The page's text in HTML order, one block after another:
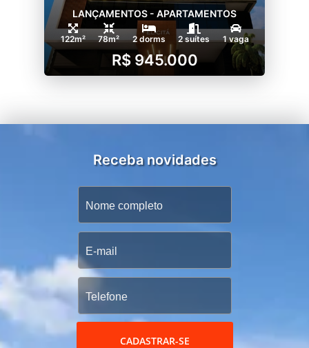
LANÇAMENTOS - APARTAMENTOS
122m² 78m² 2 dorms 2 suítes 1 vaga
R$ 945.000
Receba novidades
CADASTRAR-SE